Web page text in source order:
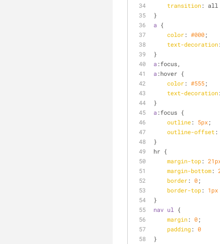
transition: all
}
a {
color: #000;
text-decoration
}
a :focus,
a :hover {
color: #555;
text-decoration
}
a :focus {
outline: 5px;
outline-offset :
}
hr {
margin-top:
margin-bottom:
border: 0;
border-top: 1px
}
nav ul
{
margin: 0;
padding: 0
}